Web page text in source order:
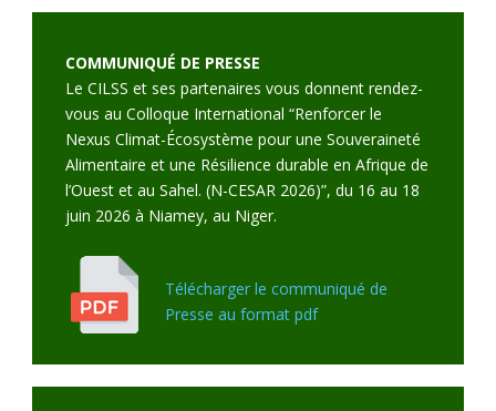
COMMUNIQUÉ DE PRESSE
Le CILSS et ses partenaires vous donnent rendez-
vous au Colloque International “Renforcer le
Nexus Climat-Écosystème pour une Souveraineté
Alimentaire et une Résilience durable en Afrique de
l’Ouest et au Sahel. (N-CESAR 2026)”, du 16 au 18
juin 2026 à Niamey, au Niger.
Télécharger le communiqué de
Presse au format pdf